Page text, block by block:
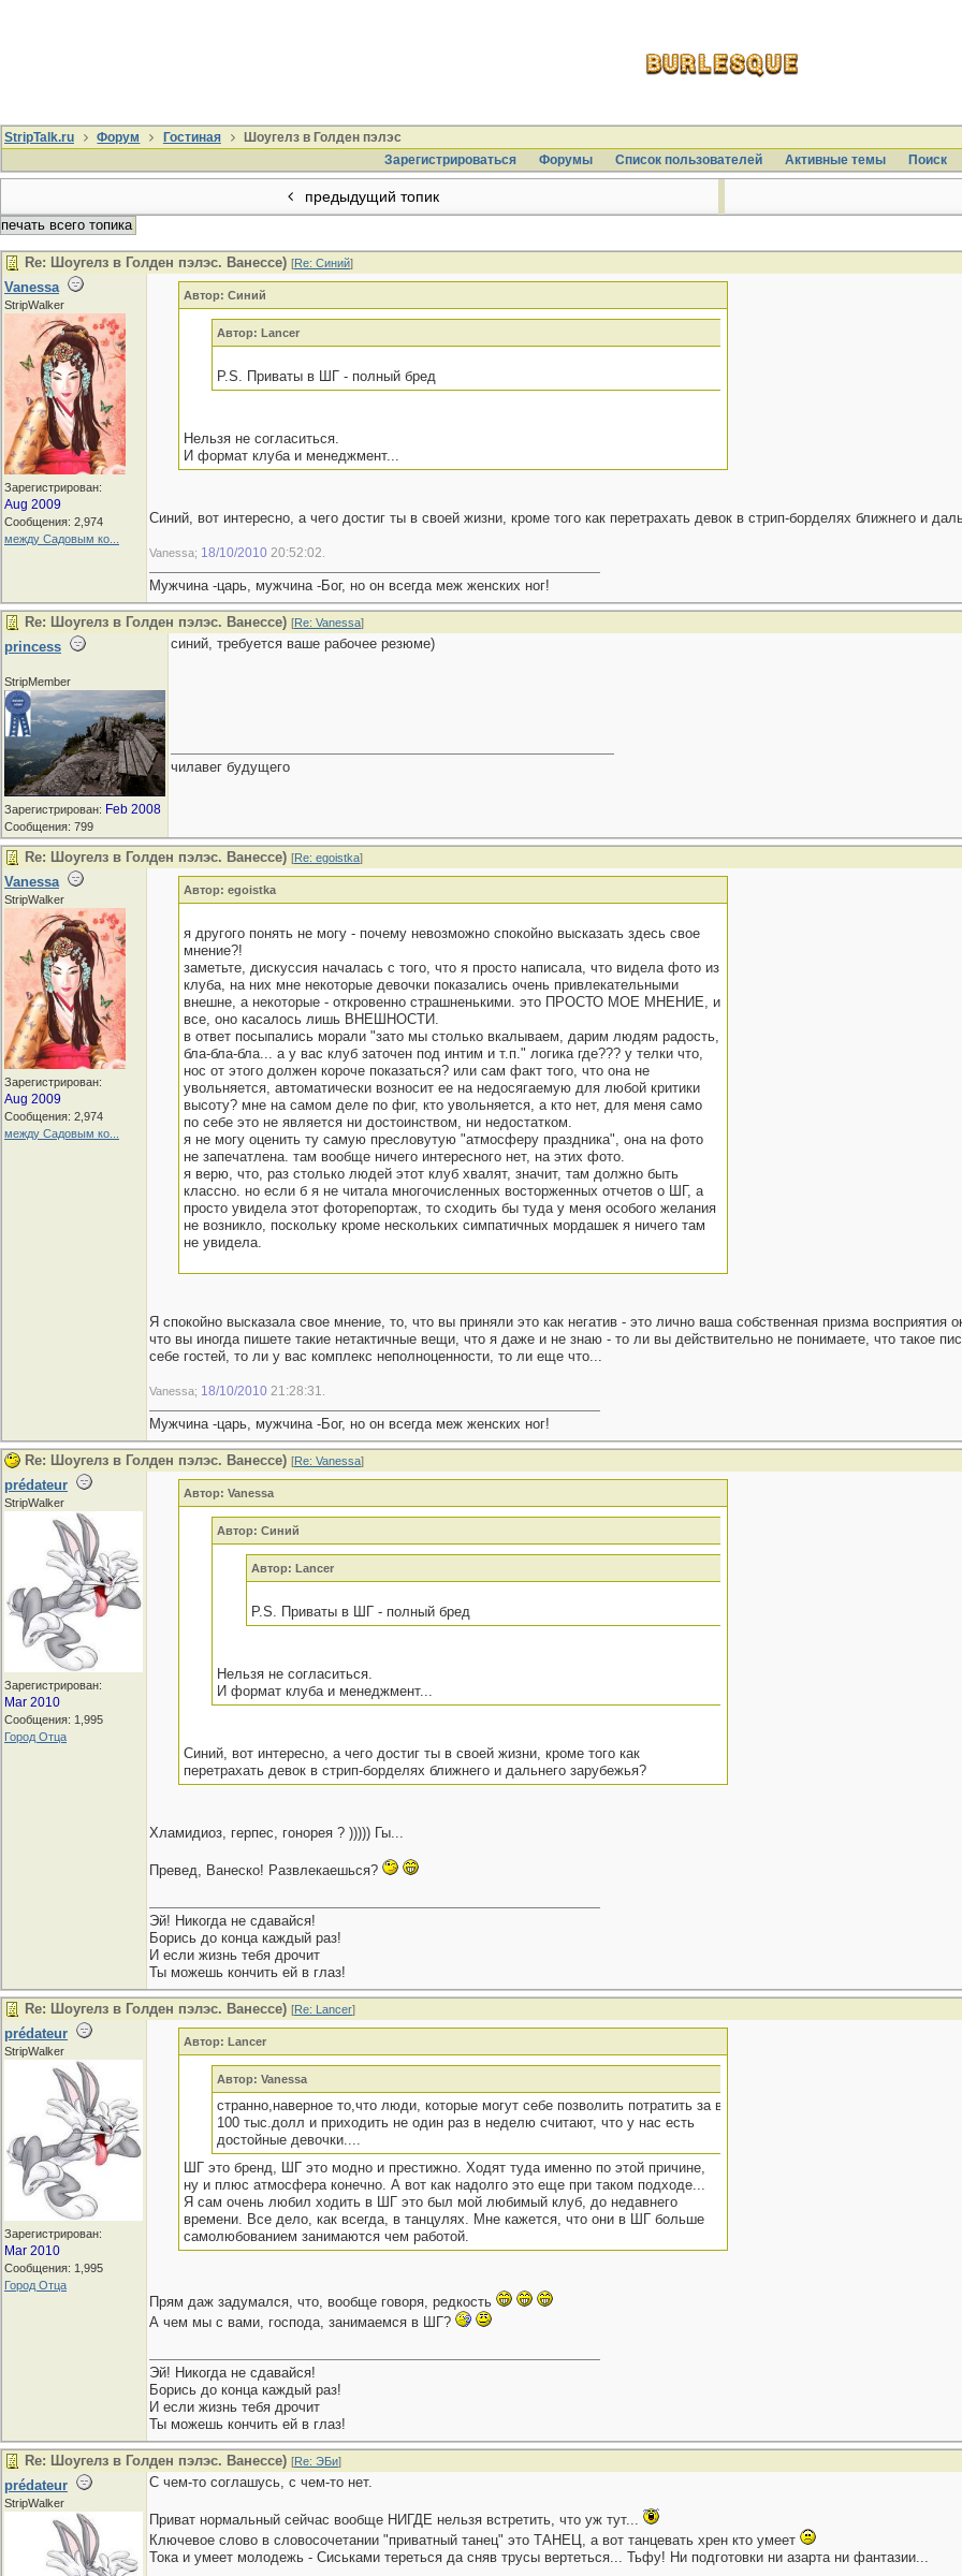
StripTalk.ru Форум Гостиная
Шоугелз в Голден пэлэс
Зарегистрироваться
Форумы Список пользователей Активные темы Поиcк
предыдущий топик
печать всего топика
Re: Шоугелз в Голден пэлэс. Ванессе) [Re: Синий]
Vanessa
StripWalker
Зарегистрирован:
Aug 2009
Сообщения: 2,974
между Садовым ко...
Автор: Синий
Автор: Lancer
P.S. Приваты в ШГ - полный бред
Нельзя не согласиться.
И формат клуба и менеджмент...
Синий, вот интересно, а чего достиг ты в своей жизни, кроме того как перетрахать девок в стрип-борделях ближнего и
Vanessa; 18/10/2010 20:52:02
Мужчина -царь, мужчина -Бог, но он всегда меж женских ног!
Re: Шоугелз в Голден пэлэс. Ванессе) [Re: Vanessa]
princess
StripMember
Зарегистрирован: Feb 2008
Сообщения: 799
синий, требуется ваше рабочее резюме)
чилавег будущего
Re: Шоугелз в Голден пэлэс. Ванессе) [Re: egoistka]
Vanessa
StripWalker
Зарегистрирован:
Aug 2009
Сообщения: 2,974
между Садовым ко...
Автор: egoistka
я другого понять не могу - почему невозможно спокойно высказать здесь свое
мнение?!
заметьте, дискуссия началась с того, что я просто написала, что видела фото из
клуба, на них мне некоторые девочки показались очень привлекательными
внешне, а некоторые - откровенно страшненькими. это ПРОСТО МОЕ МНЕНИЕ, и
все, оно касалось лишь ВНЕШНОСТИ.
в ответ посыпались морали "зато мы столько вкалываем, дарим людям радость,
бла-бла-бла... а у вас клуб заточен под интим и т.п." логика где??? у телки что,
нос от этого должен короче показаться? или сам факт того, что она не
увольняется, автоматически возносит ее на недосягаемую для любой критики
высоту? мне на самом деле по фиг, кто увольняется, а кто нет, для меня само
по себе это не является ни достоинством, ни недостатком.
я не могу оценить ту самую пресловутую "атмосферу праздника", она на фото
не запечатлена. там вообще ничего интересного нет, на этих фото.
я верю, что, раз столько людей этот клуб хвалят, значит, там должно быть
классно. но если б я не читала многочисленных восторженных отчетов о ШГ, а
просто увидела этот фоторепортаж, то сходить бы туда у меня особого желания
не возникло, поскольку кроме нескольких симпатичных мордашек я ничего там
не увидела.
Я спокойно высказала свое мнение, то, что вы приняли это как негатив - это лично ваша собственная призма
что вы иногда пишете такие нетактичные вещи, что я даже и не знаю - то ли вы действительно не понимаете, что такое
себе гостей, то ли у вас комплекс неполноценности, то ли еще что...
Vanessa; 18/10/2010 21:28:31
Мужчина -царь, мужчина -Бог, но он всегда меж женских ног!
Re: Шоугелз в Голден пэлэс. Ванессе) [Re: Vanessa]
prédateur
StripWalker
Зарегистрирован:
Mar 2010
Сообщения: 1,995
Город Отца
Автор: Vanessa
Автор: Синий
Автор: Lancer
P.S. Приваты в ШГ - полный бред
Нельзя не согласиться.
И формат клуба и менеджмент...
Синий, вот интересно, а чего достиг ты в своей жизни, кроме того как
перетрахать девок в стрип-борделях ближнего и дальнего зарубежья?
Хламидиоз, герпес, гонорея ? ))))) Гы...
Превед, Ванеско! Развлекаешься?
Эй! Никогда не сдавайся!
Борись до конца каждый раз!
И если жизнь тебя дрочит
Ты можешь кончить ей в глаз!
Re: Шоугелз в Голден пэлэс. Ванессе) [Re: Lancer]
prédateur
StripWalker
Зарегистрирован:
Mar 2010
Сообщения: 1,995
Город Отца
Автор: Lancer
Автор: Vanessa
странно,наверное то,что люди, которые могут себе позволить потратить за вечер
100 тыс.долл и приходить не один раз в неделю считают, что у нас есть
достойные девочки....
ШГ это бренд, ШГ это модно и престижно. Ходят туда именно по этой причине,
ну и плюс атмосфера конечно. А вот как надолго это еще при таком подходе...
Я сам очень любил ходить в ШГ это был мой любимый клуб, до недавнего
времени. Все дело, как всегда, в танцулях. Мне кажется, что они в ШГ больше
самолюбованием занимаются чем работой.
Прям даж задумался, что, вообще говоря, редкость
А чем мы с вами, господа, занимаемся в ШГ?
Эй! Никогда не сдавайся!
Борись до конца каждый раз!
И если жизнь тебя дрочит
Ты можешь кончить ей в глаз!
Re: Шоугелз в Голден пэлэс. Ванессе) [Re: ЭБи]
prédateur
StripWalker
С чем-то соглашусь, с чем-то нет.
Приват нормальный сейчас вообще НИГДЕ нельзя встретить, что уж тут...
Ключевое слово в словосочетании "приватный танец" это ТАНЕЦ, а вот танцевать хрен кто умеет
Тока и умеет молодежь - Сиськами тереться да сняв трусы вертеться... Тьфу! Ни подготовки ни азарта ни фантазии...